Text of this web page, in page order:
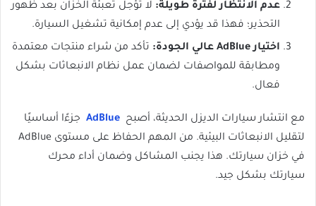
عدم الانتظار لفترة طويلة: لا تؤجل تعبئة الخزان بعد ظهور
التحذير؛ فهذا قد يؤدي إلى عدم إمكانية تشغيل السيارة.
اختيار AdBlue عالي الجودة:
تأكد من شراء منتجات معتمدة
ومطابقة للمواصفات لضمان عمل نظام الانبعاثات بشكل
فعال.
مع انتشار سيارات الديزل الحديثة، أصبح AdBlue جزءًا أساسيًا
لتقليل الانبعاثات البيئية. من المهم الحفاظ على مستوى AdBlue
في خزان سيارتك. هذا يجنب المشاكل وضمان أداء محرك
سيارتك بشكل جيد.